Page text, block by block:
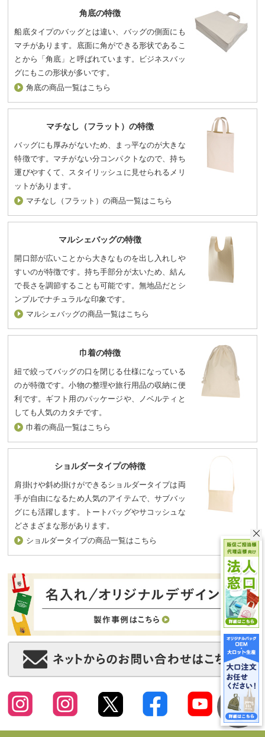
角底の特徴
船底タイプのバッグとは違い、バッグの側面にも
マチがあります。底面に角ができる形状であるこ
とから「角底」と呼ばれています。ビジネスバッ
グにもこの形状が多いです。
角底の商品一覧はこちら
マチなし（フラット）の特徴
バッグにも厚みがないため、まっ平なのが大きな
特徴です。マチがない分コンパクトなので、持ち
運びやすくて、スタイリッシュに見せられるメリ
ットがあります。
マチなし（フラット）の商品一覧はこちら
マルシェバッグの特徴
開口部が広いことから大きなものを出し入れしや
すいのが特徴です。持ち手部分が太いため、結ん
で長さを調節することも可能です。無地品だとシ
ンプルでナチュラルな印象です。
マルシェバッグの商品一覧はこちら
巾着の特徴
紐で絞ってバッグの口を閉じる仕様になっている
のが特徴です。小物の整理や旅行用品の収納に便
利です。ギフト用のパッケージや、ノベルティと
しても人気のカタチです。
巾着の商品一覧はこちら
ショルダータイプの特徴
肩掛けや斜め掛けができるショルダータイプは両
手が自由になるため人気のアイテムで、サブバッ
グにも活躍します。トートバッグやサコッシュな
どさまざまな形があります。
ショルダータイプの商品一覧はこちら